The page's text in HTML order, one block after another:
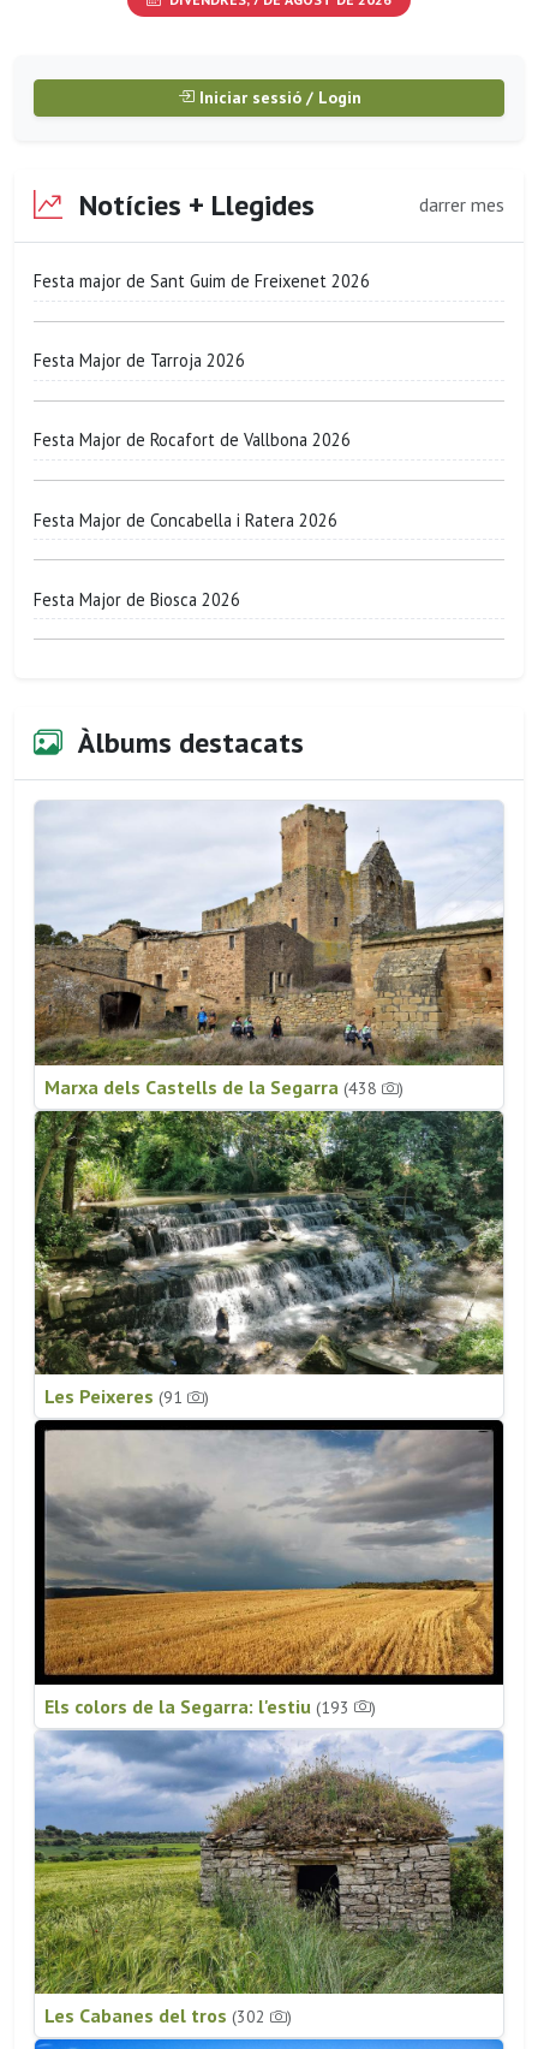
Iniciar sessió / Login
Notícies + Llegides darrer mes
Festa major de Sant Guim de Freixenet 2026
Festa Major de Tarroja 2026
Festa Major de Rocafort de Vallbona 2026
Festa Major de Concabella i Ratera 2026
Festa Major de Biosca 2026
Àlbums destacats
Marxa dels Castells de la Segarra (438 )
Les Peixeres (91 )
Els colors de la Segarra: l'estiu (193 )
Les Cabanes del tros (302 )